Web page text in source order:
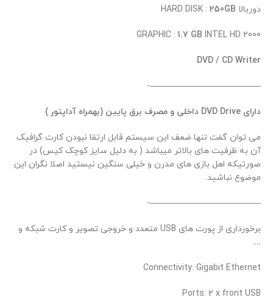
دوربالا HARD DISK : 250GB
GRAPHIC : 1.7 GB INTEL HD 2000
DVD / CD Writer
—————————————-
دارای DVD Drive داخلی و مصرف برق پایین (بهمراه آداپتور )
می توان گفت تنها ضعف این سیستم قابل ارتقا نبودن کارت گرافیک
آن به ظرفیت های بالاتر میباشد ( به دلیل سایز کوچک کیس) در
صورتیکه اهل بازی های مدرن و خیلی سنگین نیستید اصلا نگران این
موضوع نباشید.
—————————————-
برخورداری از پورت های USB متعدد و خروجی تصویر و کارت شبکه و
….
Connectivity: Gigabit Ethernet
Ports: 2 x front USB